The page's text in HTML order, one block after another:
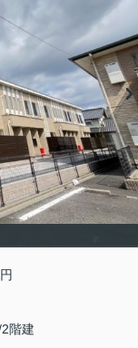
階建